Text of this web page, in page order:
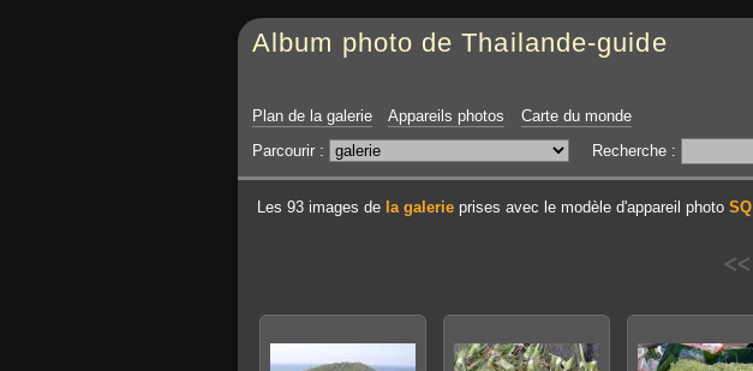
Album photo de Thailande-guide
Plan de la galerie Appareils photos
Carte du monde
Parcourir :
Recherche :
Les 93 images de la galerie prises avec le modèle d'appareil photo SQ
<<